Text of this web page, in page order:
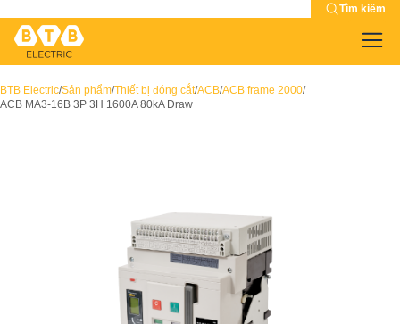
Tìm kiếm
BTB Electric/Sản phẩm/Thiết bị đóng cắt/ACB/ACB frame 2000/
ACB MA3-16B 3P 3H 1600A 80kA Draw